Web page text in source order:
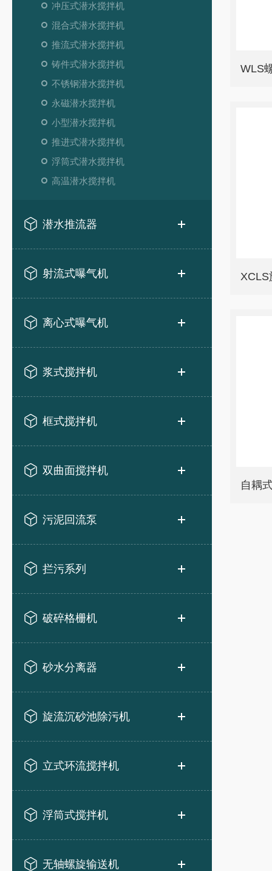
冲压式潜水搅拌机
混合式潜水搅拌机
推流式潜水搅拌机
铸件式潜水搅拌机
不锈钢潜水搅拌机
永磁潜水搅拌机
小型潜水搅拌机
推进式潜水搅拌机
浮筒式潜水搅拌机
高温潜水搅拌机
潜水推流器
射流式曝气机
离心式曝气机
浆式搅拌机
框式搅拌机
双曲面搅拌机
污泥回流泵
拦污系列
破碎格栅机
砂水分离器
旋流沉砂池除污机
立式环流搅拌机
浮筒式搅拌机
无轴螺旋输送机
WLS
XCLS
自耦